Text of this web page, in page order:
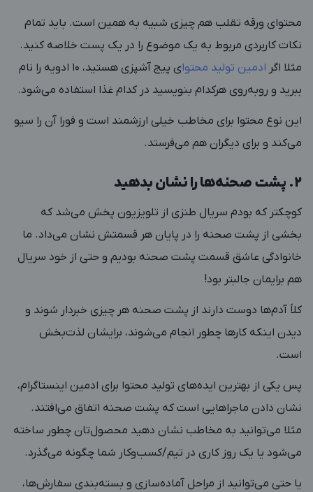
محتوای ورقه تقلب هم چیزی شبیه به همین است. باید تمام
نکات کاربردی مربوط به یک موضوع را در یک پست خلاصه کنید.
مثلا اگر ادمین تولید محتوا
ی پیج آشپزی هستید، ۱۰ ادویه را نام
ببرید و روبه‌روی هرکدام بنویسید در کدام غذا استفاده می‌شود.
این نوع محتوا برای مخاطب خیلی ارزشمند است و فورا آن را سیو
می‌کند و برای دیگران هم می‌فرستد.
۲. پشت صحنه‌ها را نشان بدهید
کوچکتر که بودم سریال طنزی از تلویزیون پخش می‌شد که
بخشی از پشت‌ صحنه را در پایان هر قسمتش نشان می‌داد. ما
خانوادگی عاشق قسمت پشت صحنه بودیم و حتی از خود سریال
هم برایمان جالبتر بود!
کلاً آدم‌ها دوست دارند از پشت صحنه‌ هر چیزی خبردار شوند و
دیدن اینکه کارها چطور انجام می‌شوند، برایشان لذت‌بخش
است.
پس یکی از بهترین ایده‌های تولید محتوا برای ادمین اینستاگرام،
نشان دادن ماجراهایی است که پشت صحنه اتفاق می‌افتند.
مثلا می‌توانید به مخاطب نشان دهید محصول‌تان چطور ساخته
می‌شود یا یک روز کاری در تیم/کسب‌وکار شما چگونه می‌گذرد.
یا حتی می‌توانید از مراحل آماده‌سازی و بسته‌بندی سفارش‌ها،